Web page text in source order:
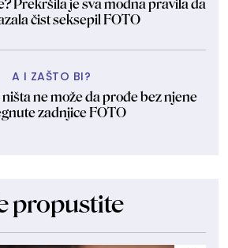
Prekršila je sva modna pravila da
čist seksepil FOTO
A I ZAŠTO BI?
ne može da prođe bez njene
zadnjice FOTO
propustite